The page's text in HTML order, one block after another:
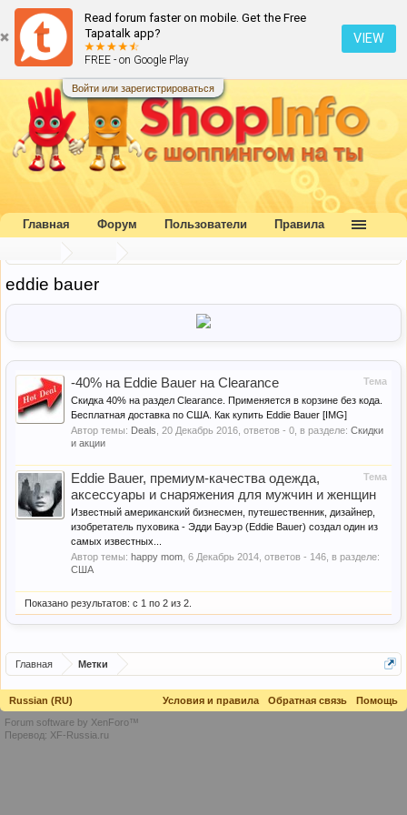
Read forum faster on mobile. Get the Free
Tapatalk app?
FREE - on Google Play
VIEW
Войти или зарегистрироваться
eddie bauer
Тема
-40% на Eddie Bauer на Clearance
Скидка 40% на раздел Clearance. Применяется в корзине без кода.
Бесплатная доставка по США. Как купить Eddie Bauer [IMG]
Автор темы: Deals 20 Декабрь 2016 , ответов - 0, в разделе: Скидки
и акции
Тема
Eddie Bauer, премиум-качества одежда,
аксессуары и снаряжения для мужчин и женщин
Известный американский бизнесмен, путешественник, дизайнер,
изобретатель пуховика - Эдди Бауэр (Eddie Bauer) создал один из
самых известных...
Автор темы: happy mom 6 Декабрь 2014 , ответов - 146, в разделе:
США
Показано результатов: с 1 по 2 из 2.
Главная Метки
Главная Форум Пользователи Правила
Russian (RU) Условия и правила Обратная связь
Помощь
Forum software by XenForo™
Перевод: XF-Russia.ru